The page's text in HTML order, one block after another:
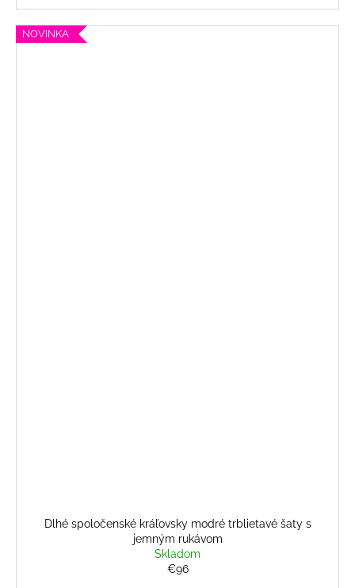
NOVINKA
Dlhé spoločenské kráľovsky modré trblietavé šaty s
jemným rukávom
Skladom
€96